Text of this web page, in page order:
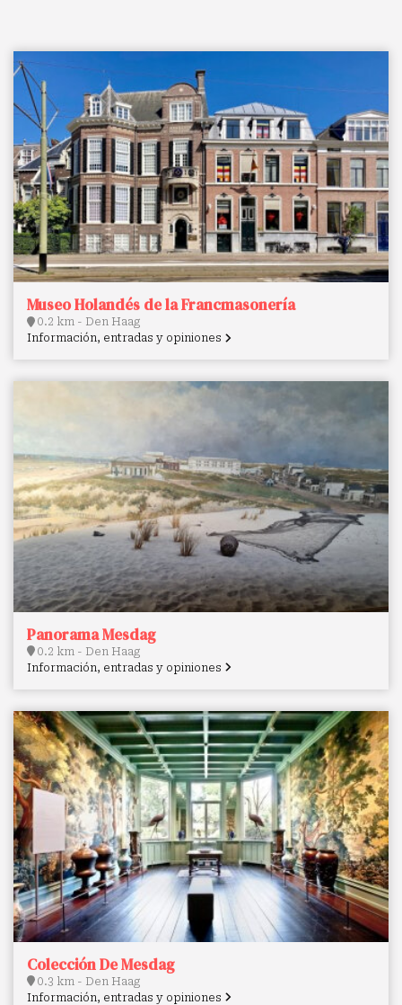
Museo Holandés de la Francmasonería
0.2 km - Den Haag
Información, entradas y opiniones
Panorama Mesdag
0.2 km - Den Haag
Información, entradas y opiniones
Colección De Mesdag
0.3 km - Den Haag
Información, entradas y opiniones